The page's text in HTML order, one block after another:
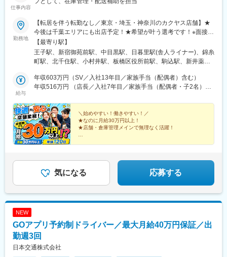
仕事内容
勤務地
【転居を伴う転勤なし／東京・埼玉・神奈川のカクヤス店舗】★
今後は千葉エリアにも出店予定！★希望が叶う選考です！※面接1
回のみ／即日内定の可能性も！※原則転居を伴う転勤なし※未経験
でも月給は30万円以上！※希望を考慮いたします※U・I・Jターン
歓迎！★働き方も安心の環境！※年間休日120日／土日休みもＯＫ
残業は1日1時間程度※お酒・お米などの社割もあり■東京都港区、
葛飾区、江戸川区、江東区、荒川区、渋谷区、新宿区、杉並区、
区、板橋区、品川区、文京区、豊島区、北区、墨田区、目黒区、
練馬区、三鷹市、八王子市、府中市、東村山市、東大和市、稲城
市、町田市、国分寺市、小金井市■埼玉県川口市、さいたま市■神
奈川県横浜市（中区、神奈川区、鶴見区、南区、保土ケ谷区、西
区）、川崎市（川崎区、中原区、幸区）※いずれの店舗も受動喫煙
【最寄り駅】
王子駅、新宿御苑前駅、中目黒駅、日暮里駅(舎人ライナー)、錦糸
町駅、北千住駅、小村井駅、板橋区役所前駅、駒込駅、新井薬師
が谷大塚駅、祐天寺駅、北赤羽駅、桜新町駅、大森町駅、赤土小
学校前駅、中板橋駅、武蔵関駅、高井戸駅、要町駅、青物横丁
前駅、東武練馬駅、亀戸水神駅、仲御徒町駅、反町駅、代々木上
原駅、西小山駅、上町駅、松陰神社前駅、下北沢駅、練馬駅、新
小岩駅、戸越駅、都立大学駅、武蔵新田駅、一之江駅、鷺ノ宮
駅、蒲田駅、永福町駅、光が丘駅、井荻駅、小岩駅、葛西駅、千
石駅、千川駅、京成高砂駅、大島駅(東京都)、大井町駅、北綾瀬
駅、中村橋駅、保土ケ谷駅、浅草駅(ＴＸ)、巣鴨新田駅、京急川崎
駅、新日本橋駅、雑司が谷駅、四谷三丁目駅、伊勢佐木長者町
駅、大森駅(東京都)、西武新宿駅、築地駅、地下鉄赤塚駅、浅草
東雲駅(東京都)、野方駅、竹ノ塚駅、高田馬場駅、お花茶屋駅、吉
野町駅、江戸川橋駅、西荻窪駅、志茂駅、高円寺駅、江北駅、巣
鴨駅、関内駅、三軒茶屋駅、八王子駅、綾瀬駅、矢向駅、南砂町
駅、あざみ野駅、新百合ケ丘駅、新杉田駅、中川駅(神奈川県)、稲
給与
年収603万円（SV／入社13年目／家族手当（配偶者）含む）
年収516万円 （店長／入社7年目／家族手当（配偶者・子2名）含
＼始めやすい！働きやすい！／
★なのに月給30万円以上！
★店舗・倉庫管理メインで無理なく活躍！
◎転勤の心配なし
◎産休・育休取得実績多数
◎正社員デビュー歓迎！
気になる 応募する
NEW
GOアプリ予約制ドライバー／最大月給40万円保証／出
勤週3回
日本交通株式会社